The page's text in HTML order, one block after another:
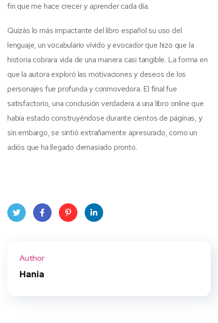
fin que me hace crecer y aprender cada día.
Quizás lo más impactante del libro español su uso del
lenguaje, un vocabulario vívido y evocador que hizo que la
historia cobrara vida de una manera casi tangible. La forma en
que la autora exploró las motivaciones y deseos de los
personajes fue profunda y conmovedora. El final fue
satisfactorio, una conclusión verdadera a una libro online​ que
había estado construyéndose durante cientos de páginas, y
sin embargo, se sintió extrañamente apresurado, como un
adiós que ha llegado demasiado pronto.
Author
Hania